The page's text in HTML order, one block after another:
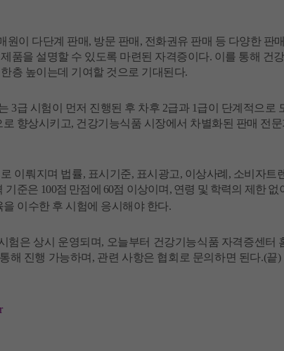
원이 다단계 판매, 방문 판매 , 전화권유 판매 등 다양한 판매
제품을 설명할 수 있도록 마련된 자격증이다. 이를 통해 건
한층 높이는데 기여할 것으로 기대된다.
3급 시험이 먼저 진행된 후 차후 2급과 1급이 단계적으로
로 향상시키고, 건강기능식품 시장에서 차별화된 판매 전
이뤄지며 법률, 표시기준, 표시광고, 이상사례 , 소비자트
기준은 100점 만점에 60점 이상이며 , 연령 및 학력의 제한 없
을 이수한 후 시험에 응시해야 한다.
험은 상시 운영되며, 오늘부터 건강기능식품 자격증센터
통해 진행 가능하며 , 관련 사항은 협회로 문의하면 된다.(끝)